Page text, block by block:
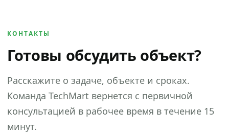
КОНТАКТЫ
Готовы обсудить объект?
Расскажите о задаче, объекте и сроках.
Команда TechMart вернется с первичной
консультацией в рабочее время в течение 15
минут.